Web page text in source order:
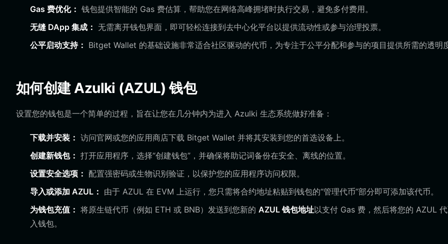
Gas 费优化： 钱包提供智能的 Gas 费估算，帮助您在网络高峰拥堵时执行交易，避免多付费用。
无缝 DApp 集成： 无需离开钱包界面，即可轻松连接到去中心化平台以提供流动性或参与治理投票。
公平启动支持： Bitget Wallet 的基础设施非常适合社区驱动的代币，为专注于公平分配和参与的项目提供所需的透明度
如何创建 Azulki (AZUL) 钱包
设置您的钱包是一个简单的过程，旨在让您在几分钟内为进入 Azulki 生态系统做好准备：
下载并安装： 访问官网或您的应用商店下载 Bitget Wallet 并将其安装到您的首选设备上。
创建新钱包： 打开应用程序，选择“创建钱包”，并确保将助记词备份在安全、离线的位置。
设置安全选项： 配置强密码或生物识别验证，以保护您的应用程序访问权限。
导入或添加 AZUL： 由于 AZUL 在 EVM 上运行，您只需将合约地址粘贴到钱包的“管理代币”部分即可添加该代币。
为钱包充值： 将原生链代币（例如 ETH 或 BNB）发送到您新的 AZUL 钱包地址以支付 Gas 费，然后将您的 AZUL
入钱包。